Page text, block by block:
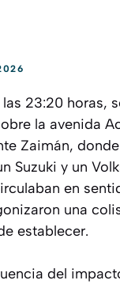
23:20 horas,
la avenida
Zaimán,
Suzuki y un
en
una
establecer.
del